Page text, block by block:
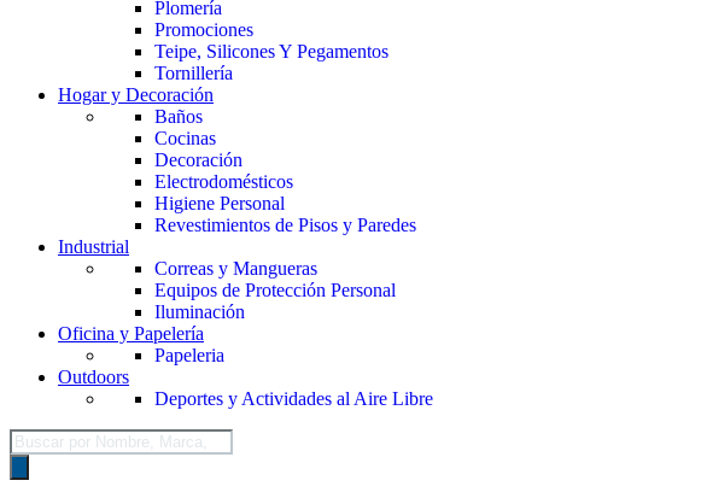
Plomería
Promociones
Teipe, Silicones Y Pegamentos
Tornillería
Hogar y Decoración
Baños
Cocinas
Decoración
Electrodomésticos
Higiene Personal
Revestimientos de Pisos y Paredes
Industrial
Correas y Mangueras
Equipos de Protección Personal
Iluminación
Oficina y Papelería
Papeleria
Outdoors
Deportes y Actividades al Aire Libre
Búsqueda
de
productos